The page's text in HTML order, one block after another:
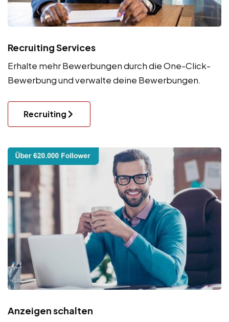
Recruiting Services
Erhalte mehr Bewerbungen durch die One-Click-
Bewerbung und verwalte deine Bewerbungen.
Recruiting
Anzeigen schalten